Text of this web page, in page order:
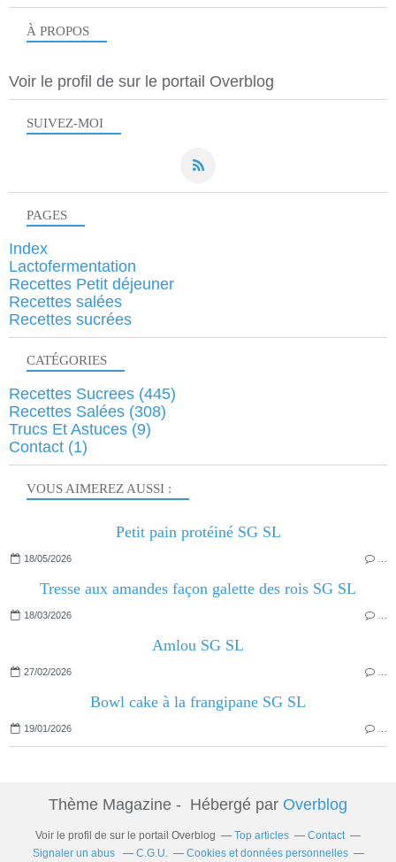
SUIVEZ-MOI
À PROPOS
Voir le profil de sur le portail Overblog
VOUS AIMEREZ AUSSI :
Petit pain protéiné SG SL
18/05/2026
Tresse aux amandes façon galette des rois SG SL
18/03/2026
Amlou SG SL
27/02/2026
Bowl cake à la frangipane SG SL
19/01/2026
PAGES
Index
Lactofermentation
Recettes Petit déjeuner
Recettes salées
Recettes sucrées
CATÉGORIES
Recettes Sucrees (445)
Recettes Salées (308)
Trucs Et Astuces (9)
Contact (1)
Thème Magazine - Hébergé par Overblog
Voir le profil de sur le portail Overblog Top articles
Contact
Signaler un abus
C.G.U. Cookies et données personnelles